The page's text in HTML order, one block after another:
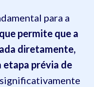
para a
permite que a
diretamente,
etapa prévia de